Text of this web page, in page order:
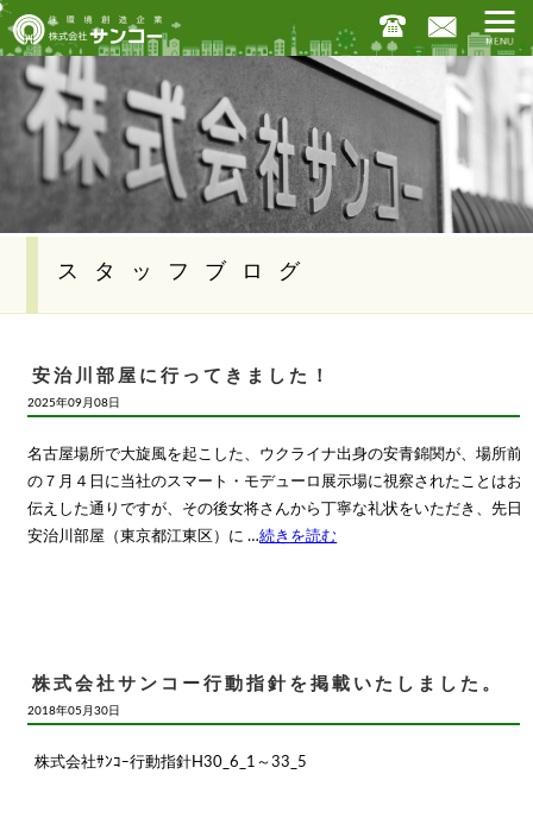
スタッフブログ
安治川部屋に行ってきました！
2025年09月08日
名古屋場所で大旋風を起こした、ウクライナ出身の安青錦関が、場所前
の７月４日に当社のスマート・モデューロ展示場に視察されたことはお
伝えした通りですが、その後女将さんから丁寧な礼状をいただき、先日
安治川部屋（東京都江東区）に …続きを読む
株式会社サンコー行動指針を掲載いたしました。
2018年05月30日
株式会社ｻﾝｺｰ行動指針H30_6_1～33_5